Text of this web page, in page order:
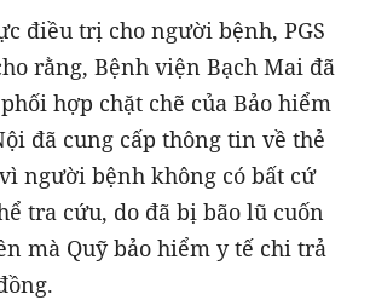
điều trị cho người bệnh, PGS
rằng, Bệnh viện Bạch Mai đã
hợp chặt chẽ của Bảo hiểm
đã cung cấp thông tin về thẻ
người bệnh không có bất cứ
tra cứu, do đã bị bão lũ cuốn
mà Quỹ bảo hiểm y tế chi trả